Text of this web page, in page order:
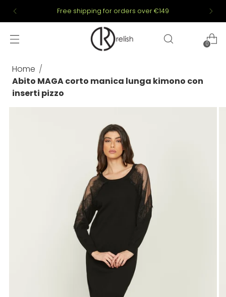
Free shipping for orders over €149
0
Home
Abito MAGA corto manica lunga kimono con
inserti pizzo